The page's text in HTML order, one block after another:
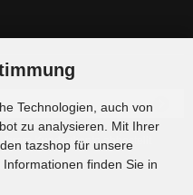
Kundenkonto abbestellt
Technologien, auch von
zu analysieren. Mit Ihrer
tazshop für unsere
finden Sie in